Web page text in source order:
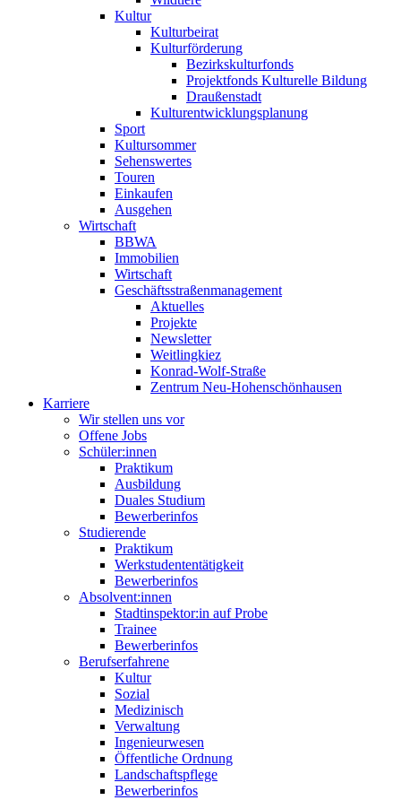
Kultur
Kulturbeirat
Kultur­förderung
Bezirkskultur­fonds
Projektfonds Kulturelle Bildung
Draußen­stadt
Kultur­entwicklungs­planung
Sport
Kultursommer
Sehenswertes
Touren
Einkaufen
Ausgehen
Wirtschaft
BBWA
Immobilien
Wirtschaft
Geschäfts­straßen­management
Aktuelles
Projekte
Newsletter
Weitlingkiez
Konrad-Wolf-Straße
Zentrum Neu-Hohen­schönhausen
Karriere
Wir stellen uns vor
Offene Jobs
Schüler:innen
Praktikum
Ausbildung
Duales Studium
Bewerberinfos
Studierende
Praktikum
Werkstudenten­tätigkeit
Bewerberinfos
Absolvent:innen
Stadtinspektor:in auf Probe
Trainee
Bewerberinfos
Berufserfahrene
Kultur
Sozial
Medizinisch
Verwaltung
Ingenieurwesen
Öffentliche Ordnung
Landschafts­pflege
Bewerberinfos